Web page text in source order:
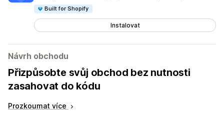
Built for Shopify
Instalovat
Návrh obchodu
Přizpůsobte svůj obchod bez nutnosti
zasahovat do kódu
Prozkoumat více